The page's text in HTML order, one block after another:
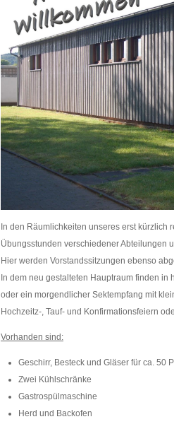
In den Räumlichkeiten unseres erst kürzlich
Übungsstunden verschiedener Abteilungen
Hier werden Vorstandssitzungen ebenso
In dem neu gestalteten Hauptraum finden in
oder ein morgendlicher Sektempfang mit
Hochzeitz-, Tauf- und Konfirmationsfeiern
Vorhanden sind:
Geschirr, Besteck und Gläser für ca. 50
Zwei Kühlschränke
Gastrospülmaschine
Herd und Backofen